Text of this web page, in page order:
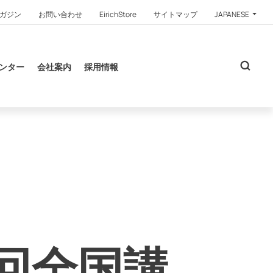
ジン お問い合わせ EirichStore サイトマップ JAPANESE
ター 会社案内 採用情報